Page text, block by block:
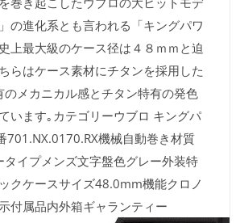
の進化系とも言われる「キングパワ
上最大級のケース径は４８ｍｍと迫
らはケース素材にチタンを採用した
のメカニカル感とチタン特有の発色
います｡カテゴリーウブロ キングパ
701.NX.0170.RX機械自動巻き材質
タイプメンズ文字盤色グレー外装特
クケースサイズ48.0mm機能クロノ
付属品内外箱ギャランティー